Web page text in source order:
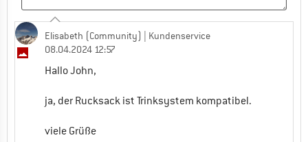
Elisabeth (Community)
| Kundenservice
08.04.2024 12:57
Hallo John,
ja, der Rucksack ist Trinksystem kompatibel.
viele Grüße